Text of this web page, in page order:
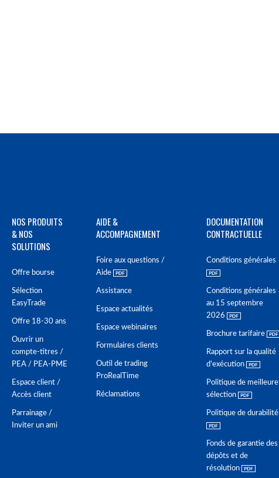
NOS PRODUITS
& NOS
SOLUTIONS
Offre bourse
Sélection
EasyTrade
Offre 18-30 ans
Ouvrir un
compte-titres /
PEA / PEA-PME
Espace client /
Accès client
Parrainage /
Inviter un ami
AIDE &
ACCOMPAGNEMENT
Foire aux questions /
Aide
Assistance
Espace actualités
Espace webinaires
Formulaires clients
Outil de trading
ProRealTime
Réclamations
DOCUMENTATION
CONTRACTUELLE
Conditions générales
Conditions générales
au 15 septembre
2026
Brochure tarifaire
Rapport sur la qualité
d'exécution
Politique de meilleure
sélection
Politique de durabilité
Fonds de garantie des
dépôts et de
résolution